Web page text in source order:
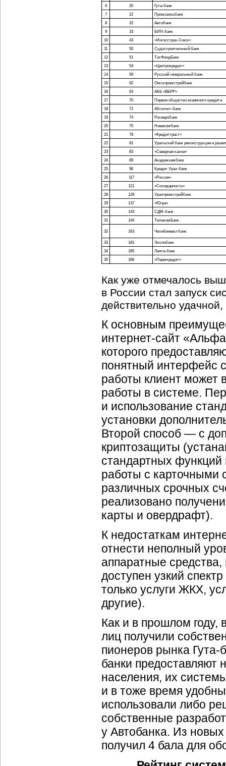
6
20
Гута-банк
7
22
Промсвязьбанк
8
32
Автобанк
9
33
БИН-банк
10
43
«Ингосстрах-Союз»
11
50
Судостроительный банк
12
51
ТатФондБанк
13
54
«Центрокредит»
14
59
Русский генеральный банк
15
62
Омскпромстройбанк
16
63
АКБ «ВБРР»
17
70
Первое общество взаимного кредита
18
72
Абсолют-банк
19
74
Росевробанк
20
75
Новикомбанк
21
78
«Кредиттраст»
22
81
Уральский банк реконструкции и
23
83
«Северная казна»
24
89
Академхимбанк
25
96
Кредит Урал банк
26
117
«Россия»
27
121
«Солидарность»
28
128
Уралпромстройбанк
29
137
«Югра»
30
143
СДМ-банк
31
144 ТелекомБанк
32 163 Челябинвестбанк
33 181
Экспобанк
34
185
Ланта-банк
35
186 «Пермкредит»
Как уже отмечалось
в России стал запуск
действительно
К основным
интернет-сайт
которого
понятный интерфейс
работы клиент может
работы в системе.
и использование
установки
Второй способ — с
криптозащиты
стандартных
работы с карточными
различных срочных
реализовано
карты и овердрафт).
К недостаткам
отнести неполный
аппаратные
доступен узкий
только услуги ЖКХ,
другие).
Как и в прошлом году,
лиц получили
пионеров рынка Гута-
банки предоставляют
населения, их
и в тоже время
использовали либо
собственные
у Автобанка. Из
получил 4 бала для